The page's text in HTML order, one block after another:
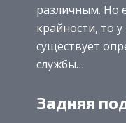
различным. Но
крайности, то
существует
службы…
Задняя